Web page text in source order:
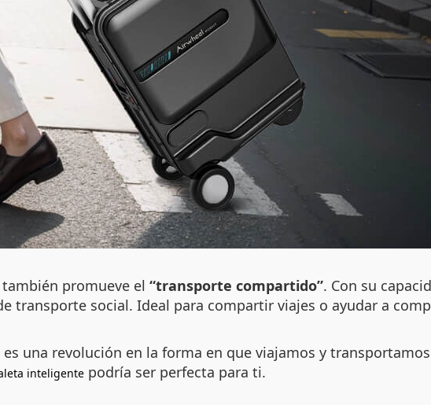
promueve el “transporte compartido”. Con su
transporte social. Ideal para compartir viajes o ayudar a
una revolución en la forma en que viajamos y
inteligente podría ser perfecta para ti.